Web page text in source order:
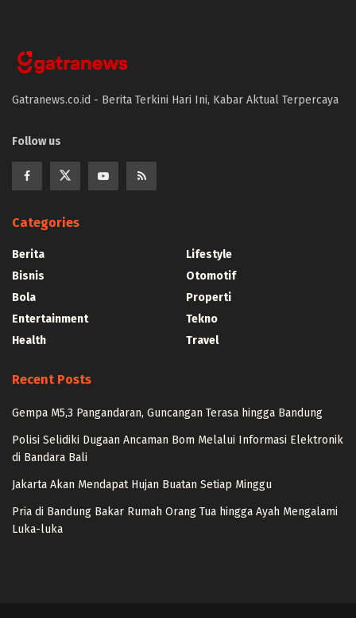
Gatranews.co.id - Berita Terkini Hari Ini, Kabar Aktual Terpercaya
Follow us
Categories
Berita
Bisnis
Bola
Entertainment
Health
Lifestyle
Otomotif
Properti
Tekno
Travel
Recent Posts
Gempa M5,3 Pangandaran, Guncangan Terasa hingga Bandung
Polisi Selidiki Dugaan Ancaman Bom Melalui Informasi Elektronik
di Bandara Bali
Jakarta Akan Mendapat Hujan Buatan Setiap Minggu
Pria di Bandung Bakar Rumah Orang Tua hingga Ayah Mengalami
Luka-luka